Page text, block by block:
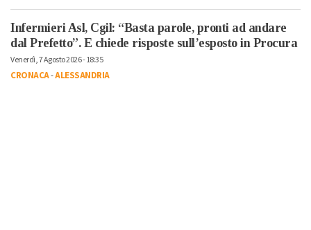
Infermieri Asl, Cgil: “Basta parole, pronti ad andare
dal Prefetto”. E chiede risposte sull’esposto in Procura
Venerdì, 7 Agosto 2026 - 18:35
CRONACA-ALESSANDRIA